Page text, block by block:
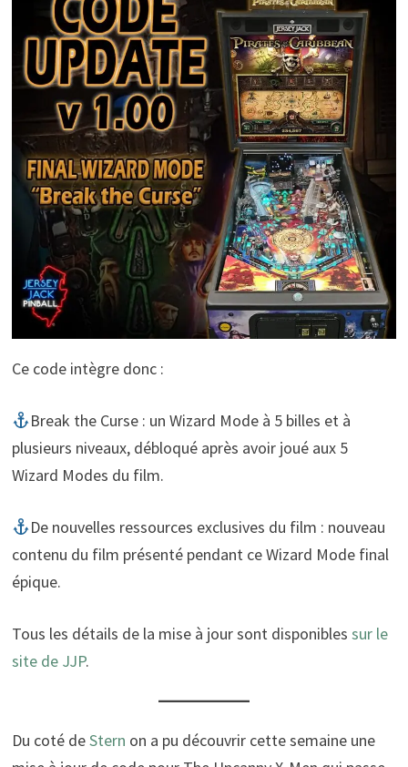
Ce code intègre donc :
Break the Curse : un Wizard Mode à 5 billes et à
plusieurs niveaux, débloqué après avoir joué aux 5
Wizard Modes du film.
De nouvelles ressources exclusives du film : nouveau
contenu du film présenté pendant ce Wizard Mode final
épique.
Tous les détails de la mise à jour sont disponibles sur le
site de JJP.
Du coté deStern on a pu découvrir cette semaine une